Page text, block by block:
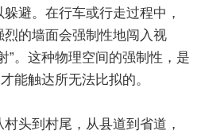
避。在行车或行走过程中，
的墙面会强制性地闯入视
”。这种物理空间的强制性，是
能触达所无法比拟的。
村头到村尾，从县道到省道，